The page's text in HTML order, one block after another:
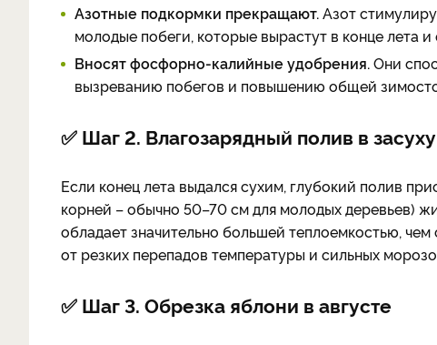
Азотные подкормки прекращают.Азот
молодые побеги, которые вырастут в конце лета
Вносят фосфорно-калийные удобрения.Они
вызреванию побегов и повышению общей
✅ Шаг 2. Влагозарядный полив в засуху
Если конец лета выдался сухим, глубокий полив
корней – обычно 50–70 см для молодых деревьев)
обладает значительно большей теплоемкостью,
от резких перепадов температуры и сильных
✅ Шаг 3. Обрезка яблони в августе